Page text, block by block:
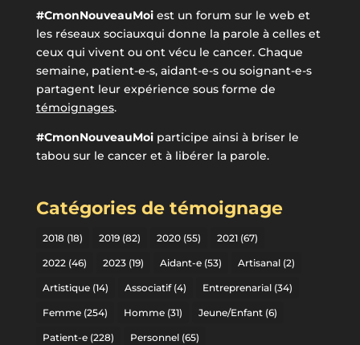
#CmonNouveauMoiest un forum sur le web et
les réseaux sociauxqui donne la parole à celles et
ceux qui vivent ou ont vécu le cancer. Chaque
semaine, patient-e-s, aidant-e-s ou soignant-e-s
partagent leur expérience sous forme de
témoignages.
#CmonNouveauMoiparticipe ainsi à briser le
tabou sur le cancer et à libérer la parole.
Catégories de témoignage
2018(18) 2019(82) 2020(55) 2021(67)
2022(46) 2023(19) Aidant-e(53) Artisanal(2)
Artistique(14) Associatif(4) Entreprenarial(34)
Femme(254) Homme(31) Jeune/Enfant(6)
Patient-e(228) Personnel(65)